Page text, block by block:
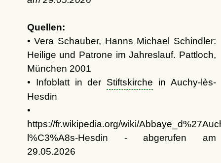
Quellen:
• Vera Schauber, Hanns Michael Schindler:
Heilige und Patrone im Jahreslauf. Pattloch,
München 2001
• Infoblatt in der Stiftskirche in Auchy-lès-
Hesdin
•
https://fr.wikipedia.org/wiki/
l%C3%A8s-Hesdin - abgerufen am
29.05.2026